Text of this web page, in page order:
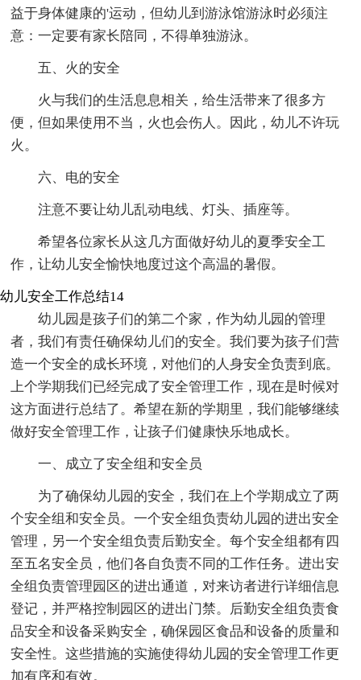
益于身体健康的'运动，但幼儿到游泳馆游泳时必须注
意：一定要有家长陪同，不得单独游泳。
五、火的安全
火与我们的生活息息相关，给生活带来了很多方
便，但如果使用不当，火也会伤人。因此，幼儿不许玩
火。
六、电的安全
注意不要让幼儿乱动电线、灯头、插座等。
希望各位家长从这几方面做好幼儿的夏季安全工
作，让幼儿安全愉快地度过这个高温的暑假。
幼儿安全工作总结14
幼儿园是孩子们的第二个家，作为幼儿园的管理
者，我们有责任确保幼儿们的安全。我们要为孩子们营
造一个安全的成长环境，对他们的人身安全负责到底。
上个学期我们已经完成了安全管理工作，现在是时候对
这方面进行总结了。希望在新的学期里，我们能够继续
做好安全管理工作，让孩子们健康快乐地成长。
一、成立了安全组和安全员
为了确保幼儿园的安全，我们在上个学期成立了两
个安全组和安全员。一个安全组负责幼儿园的进出安全
管理，另一个安全组负责后勤安全。每个安全组都有四
至五名安全员，他们各自负责不同的工作任务。进出安
全组负责管理园区的进出通道，对来访者进行详细信息
登记，并严格控制园区的进出门禁。后勤安全组负责食
品安全和设备采购安全，确保园区食品和设备的质量和
安全性。这些措施的实施使得幼儿园的安全管理工作更
加有序和有效。